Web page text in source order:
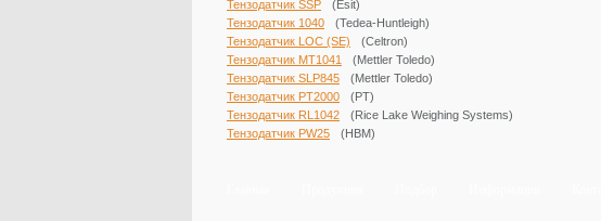
Тензодатчик SSP
(Esit)
Тензодатчик 1040
(Tedea-Huntleigh)
Тензодатчик LOC (SE)
(Celtron)
Тензодатчик MT1041
(Mettler Toledo)
Тензодатчик SLP845
(Mettler Toledo)
Тензодатчик PT2000
(PT)
Тензодатчик RL1042
(Rice Lake ​Weighing Systems)
Тензодатчик PW25
(HBM)